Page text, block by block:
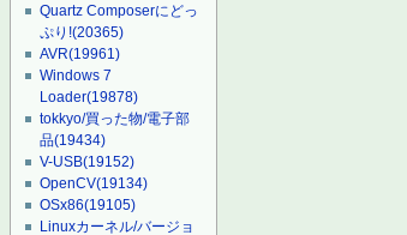
Quartz Composerにどっ
ぷり!(20365)
AVR(19961)
Windows 7
Loader(19878)
tokkyo/買った物/電子部
品(19434)
V-USB(19152)
OpenCV(19134)
OSx86(19105)
Linuxカーネル/バージョ